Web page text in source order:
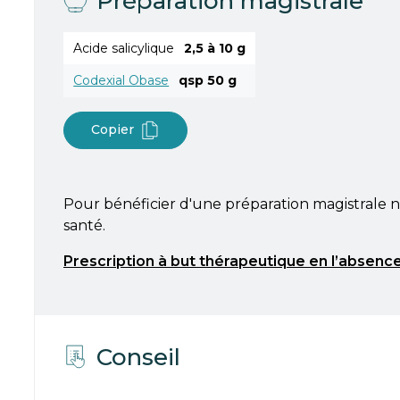
Acide salicylique 2,5 à 10 g
Codexial Obase qsp 50 g
Copier
Pour bénéficier d'une préparation magistrale
santé.
Prescription à but thérapeutique en
Conseil